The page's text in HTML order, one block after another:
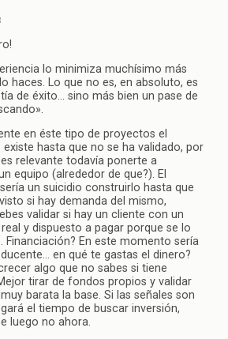
lo minimiza muchísimo más
haces. Lo que no es, en absoluto, es
de éxito… sino más bien un pase de
en éste tipo de proyectos el
existe hasta que no se ha validado, por
relevante todavía ponerte a
equipo (alrededor de que?). El
un suicidio construirlo hasta que
si hay demanda del mismo,
validar si hay un cliente con un
y dispuesto a pagar porque se lo
Financiación? En este momento sería
en qué te gastas el dinero?
algo que no sabes si tiene
tirar de fondos propios y validar
barata la base. Si las señales son
el tiempo de buscar inversión,
luego no ahora.